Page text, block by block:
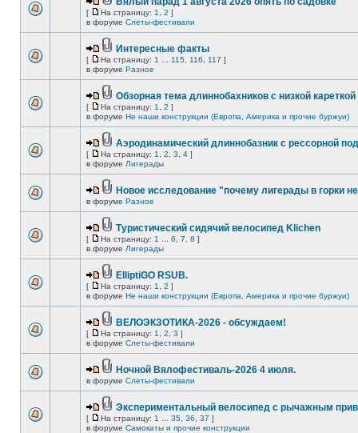
[ На страницу: 1 2 ]
в форуме Слеты-фестивали
Интересные факты
[ На страницу: 1 115 116 117 ]
в форуме Разное
Обзорная тема длиннобахников с низкой кареткой
[ На страницу: 1 2 ]
в форуме Не наши конструкции (Европа, Америка и прочие буржуи)
Аэродинамический длиннобазник с рессорной
[ На страницу: 1 2 3 4 ]
в форуме Лигерады
Новое исследование "почему лигерады в горки
в форуме Разное
Туристический сидячий велосипед Klichen
[ На страницу: 1 6 7 8 ]
в форуме Лигерады
ElliptiGO RSUB.
[ На страницу: 1 2 ]
в форуме Не наши конструкции (Европа, Америка и прочие буржуи)
ВЕЛОЭКЗОТИКА-2026 - обсуждаем!
[ На страницу: 1 2 3 ]
в форуме Слеты-фестивали
Ночной Вялофестиваль-2026 4 июля.
в форуме Слеты-фестивали
Экспериментальный велосипед с рычажным
[ На страницу: 1 35 36 37 ]
в форуме Самокаты и прочие конструкции